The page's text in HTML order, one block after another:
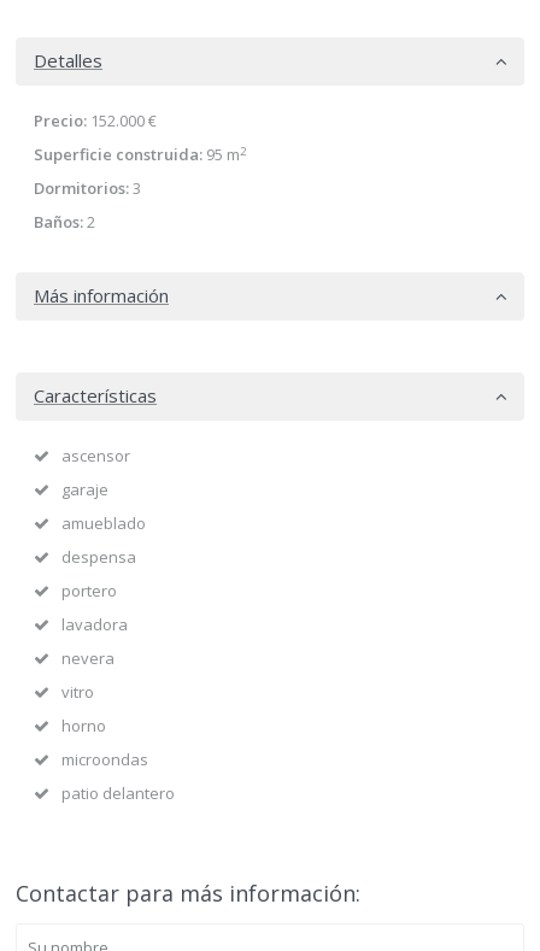
Detalles
Precio: 152.000 €
Superficie construida: 95 m2
Dormitorios:3
Baños:2
Más información
Características
ascensor
garaje
amueblado
despensa
portero
lavadora
nevera
vitro
horno
microondas
patio delantero
Contactar para más información: